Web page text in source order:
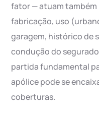
fator — atuam também
fabricação, uso
garagem, histórico de
condução do
partida fundamental
apólice pode se
coberturas.